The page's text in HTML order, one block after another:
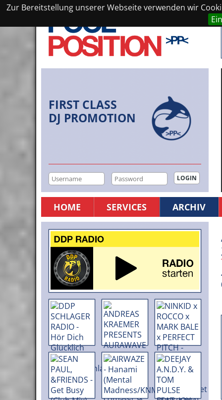
Zur Bereitstellung unserer Webseite verwenden wir
FIRST CLASS
DJ PROMOTION
HOME SERVICES ARCHIV